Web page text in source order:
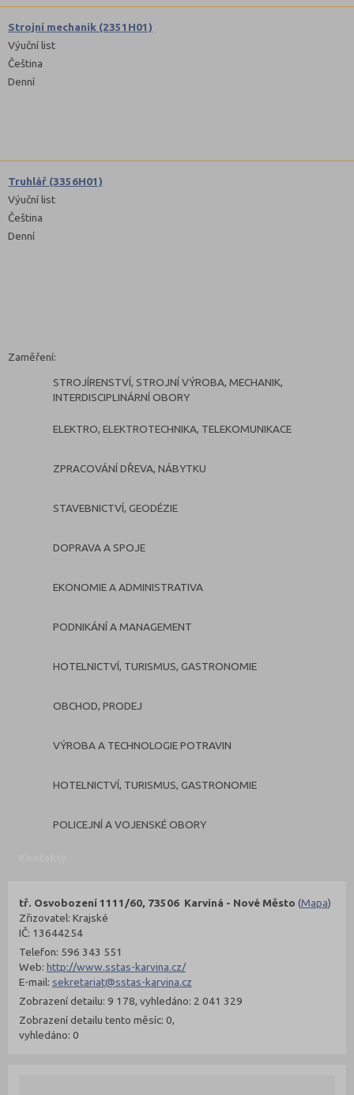
Strojní mechanik (2351H01)
Výuční list
Čeština
Denní
Truhlář (3356H01)
Výuční list
Čeština
Denní
Zaměření:
STROJÍRENSTVÍ, STROJNÍ VÝROBA, MECHANIK,
INTERDISCIPLINÁRNÍ OBORY
ELEKTRO, ELEKTROTECHNIKA, TELEKOMUNIKACE
ZPRACOVÁNÍ DŘEVA, NÁBYTKU
STAVEBNICTVÍ, GEODÉZIE
DOPRAVA A SPOJE
EKONOMIE A ADMINISTRATIVA
PODNIKÁNÍ A MANAGEMENT
HOTELNICTVÍ, TURISMUS, GASTRONOMIE
OBCHOD, PRODEJ
VÝROBA A TECHNOLOGIE POTRAVIN
HOTELNICTVÍ, TURISMUS, GASTRONOMIE
POLICEJNÍ A VOJENSKÉ OBORY
tř. Osvobození 1111/60, 73506 Karviná - Nové Město (Mapa)
Zřizovatel: Krajské
IČ: 13644254
Telefon: 596 343 551
Web: http://www.sstas-karvina.cz/
E-mail: sekretariat@sstas-karvina.cz
Zobrazení detailu: 9 178, vyhledáno: 2 041 329
Zobrazení detailu tento měsíc: 0,
vyhledáno: 0